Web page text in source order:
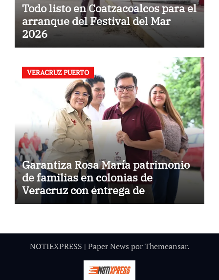
Todo listo en Coatzacoalcos para el
arranque del Festival del Mar
2026
VERACRUZ PUERTO
Garantiza Rosa María patrimonio
de familias en colonias de
Veracruz con entrega de
escrituras
NOTIEXPRESS | Paper News porThemeansar.